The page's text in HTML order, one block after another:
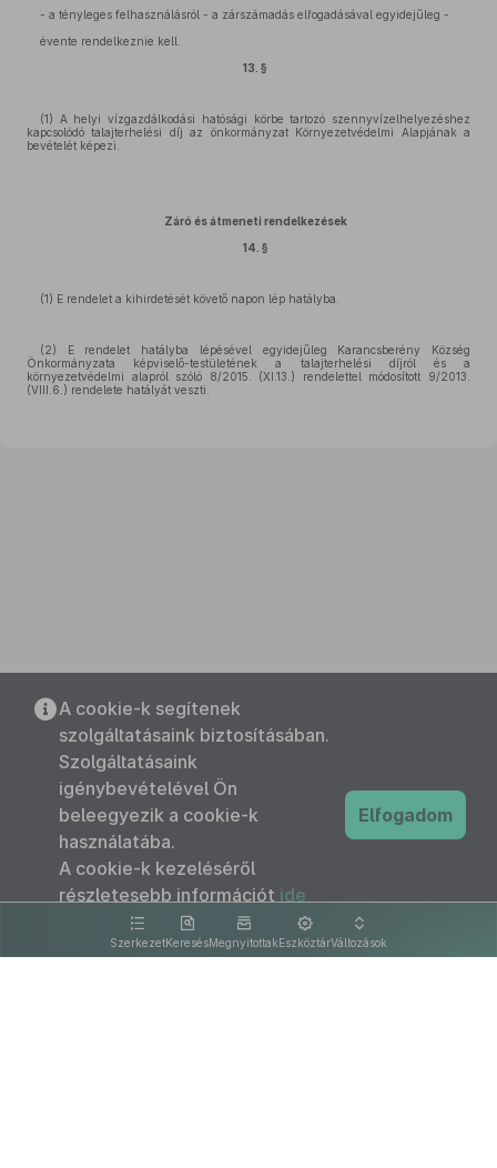
- a tényleges felhasználásról - a zárszámadás elfogadásával egyidejűleg -
évente rendelkeznie kell.
13. §
(1) A helyi vízgazdálkodási hatósági körbe tartozó szennyvízelhelyezéshez
kapcsolódó talajterhelési díj az önkormányzat Környezetvédelmi Alapjának a
bevételét képezi.
Záró és átmeneti rendelkezések
14. §
(1) E rendelet a kihirdetését követő napon lép hatályba.
(2) E rendelet hatályba lépésével egyidejűleg Karancsberény Község
Önkormányzata képviselő-testületének a talajterhelési díjról és a
környezetvédelmi alapról szóló 8/2015. (XI.13.) rendelettel módosított 9/2013.
(VIII.6.) rendelete hatályát veszti.
SzerkezetKeresésMegnyitottakEszköztárVáltozások
A cookie-k segítenek
szolgáltatásaink biztosításában.
Szolgáltatásaink
igénybevételével Ön
beleegyezik a cookie-k
használatába.
A cookie-k kezeléséről
részletesebb információt ide
kattintva olvashat.
Elfogadom